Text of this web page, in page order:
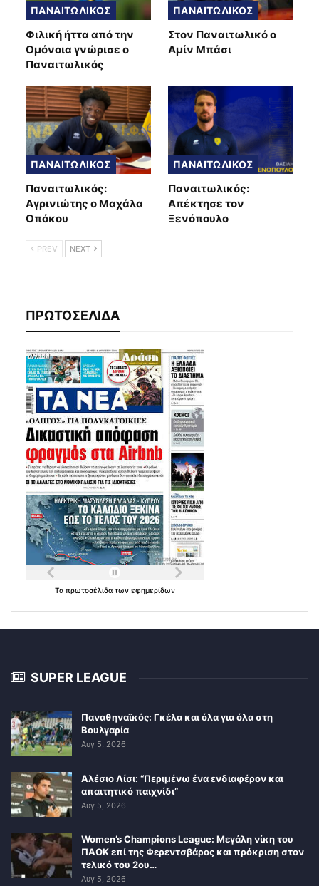
ΠΑΝΑΙΤΩΛΙΚΟΣ
Φιλική ήττα από την
Ομόνοια γνώρισε ο
Παναιτωλικός
ΠΑΝΑΙΤΩΛΙΚΟΣ
Στον Παναιτωλικό ο
Αμίν Μπάσι
ΠΑΝΑΙΤΩΛΙΚΟΣ
Παναιτωλικός:
Αγρινιώτης ο Μαχάλα
Οπόκου
ΠΑΝΑΙΤΩΛΙΚΟΣ
Παναιτωλικός:
Απέκτησε τον
Ξενόπουλο
PREV NEXT
ΠΡΩΤΟΣΕΛΙΔΑ
Τα πρωτοσέλιδα των εφημερίδων
SUPER LEAGUE
Παναθηναϊκός: Γκέλα και όλα για όλα στη
Βουλγαρία
Αυγ 5, 2026
Αλέσιο Λίσι: “Περιμένω ένα ενδιαφέρον και
απαιτητικό παιχνίδι”
Αυγ 5, 2026
Women’s Champions League: Μεγάλη νίκη του
ΠΑΟΚ επί της Φερεντσβάρος και πρόκριση στον
τελικό του 2ου…
Αυγ 5, 2026